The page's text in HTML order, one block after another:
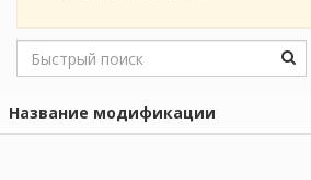
Название модификации